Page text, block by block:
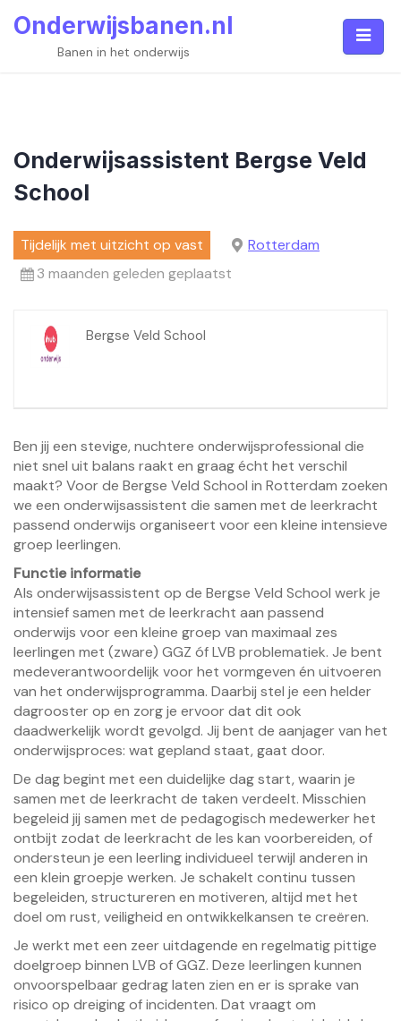
Onderwijsbanen.nl
Banen in het onderwijs
Onderwijsassistent Bergse Veld
School
Tijdelijk met uitzicht op vast
Rotterdam
3 maanden geleden geplaatst
Bergse Veld School
Ben jij een stevige, nuchtere onderwijsprofessional die
niet snel uit balans raakt en graag écht het verschil
maakt? Voor de Bergse Veld School in Rotterdam zoeken
we een onderwijsassistent die samen met de leerkracht
passend onderwijs organiseert voor een kleine intensieve
groep leerlingen.
Functie informatie
Als onderwijsassistent op de Bergse Veld School werk je
intensief samen met de leerkracht aan passend
onderwijs voor een kleine groep van maximaal zes
leerlingen met (zware) GGZ óf LVB problematiek. Je bent
medeverantwoordelijk voor het vormgeven én uitvoeren
van het onderwijsprogramma. Daarbij stel je een helder
dagrooster op en zorg je ervoor dat dit ook
daadwerkelijk wordt gevolgd. Jij bent de aanjager van het
onderwijsproces: wat gepland staat, gaat door.
De dag begint met een duidelijke dag start, waarin je
samen met de leerkracht de taken verdeelt. Misschien
begeleid jij samen met de pedagogisch medewerker het
ontbijt zodat de leerkracht de les kan voorbereiden, of
ondersteun je een leerling individueel terwijl anderen in
een klein groepje werken. Je schakelt continu tussen
begeleiden, structureren en motiveren, altijd met het
doel om rust, veiligheid en ontwikkelkansen te creëren.
Je werkt met een zeer uitdagende en regelmatig pittige
doelgroep binnen LVB of GGZ. Deze leerlingen kunnen
onvoorspelbaar gedrag laten zien en er is sprake van
risico op dreiging of incidenten. Dat vraagt om